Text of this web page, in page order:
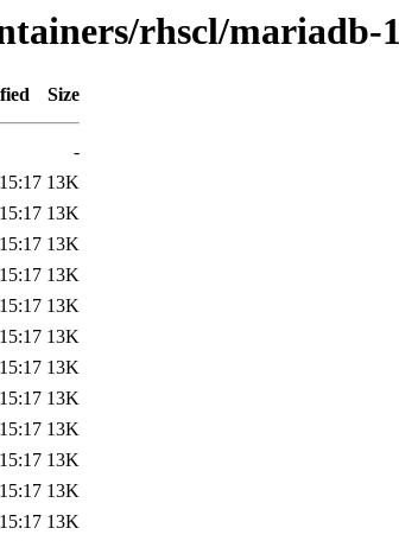
rhscl/mariadb-
Size
-
13K
13K
13K
13K
13K
13K
13K
13K
13K
13K
13K
13K